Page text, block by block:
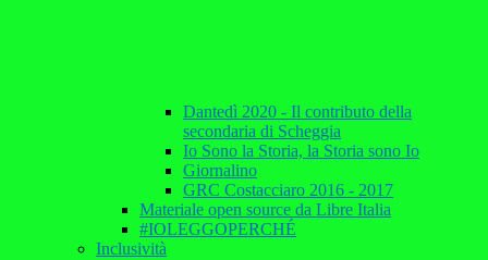
Dantedì 2020 - Il contributo della
secondaria di Scheggia
Io Sono la Storia, la Storia sono Io
Giornalino
GRC Costacciaro 2016 - 2017
Materiale open source da Libre Italia
#IOLEGGOPERCHÉ
Inclusività